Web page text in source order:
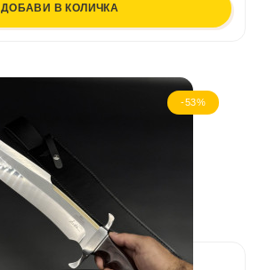
ДОБАВИ В КОЛИЧКА
-53%